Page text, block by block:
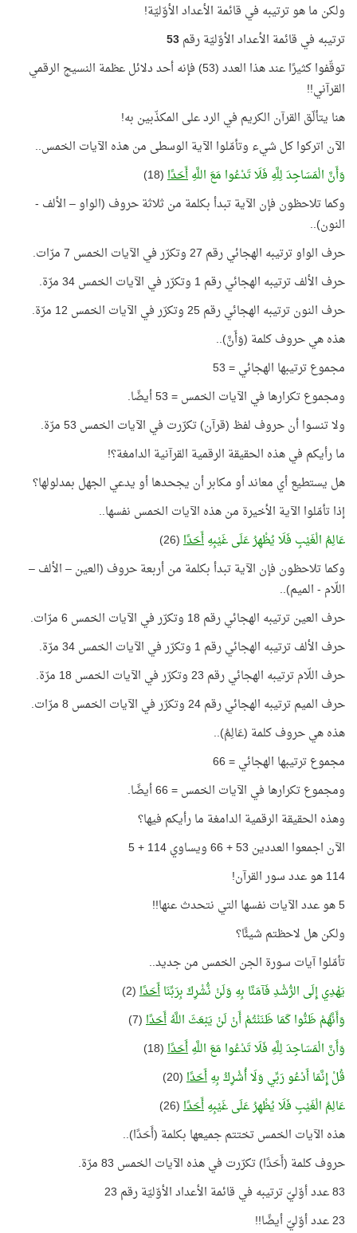
ولكن ما هو ترتيبه في قائمة الأعداد الأوّليّة!
ترتيبه في قائمة الأعداد الأوّليّة رقم53
توقّفوا كثيرًا عند هذا العدد (53) فإنه أحد دلائل عظمة النسيج الرقمي
القرآني!!
هنا يتألّق القرآن الكريم في الرد على المكذّبين به!
الآن اتركوا كل شيء وتأمّلوا الآية الوسطى من هذه الآيات الخمس..
وَأَنَّ الْمَسَاجِدَ لِلَّهِ فَلَا تَدْعُوا مَعَ اللَّهِأَحَدًا(18)
وكما تلاحظون فإن الآية تبدأ بكلمة من ثلاثة حروف (الواو – الألف -
النون)..
حرف الواو ترتيبه الهجائي رقم 27 وتكرّر في الآيات الخمس 7 مرّات.
حرف الألف ترتيبه الهجائي رقم 1 وتكرّر في الآيات الخمس 34 مرّة.
حرف النون ترتيبه الهجائي رقم 25 وتكرّر في الآيات الخمس 12 مرّة.
هذه هي حروف كلمة (وَأَنَّ)..
مجموع ترتيبها الهجائي = 53
ومجموع تكرارها في الآيات الخمس = 53 أيضًا.
ولا تنسوا أن حروف لفظ (قرآن) تكرّرت في الآيات الخمس 53 مرّة
.
ما رأيكم في هذه الحقيقة الرقمية القرآنية الدامغة؟!
هل يستطيع أي معاند أو مكابر أن يجحدها أو يدعي الجهل بمدلولها؟
إذا تأمّلوا الآية الأخيرة من هذه الآيات الخمس نفسها..
عَالِمُ الْغَيْبِ فَلَا يُظْهِرُ عَلَى غَيْبِهِأَحَدًا(26)
وكما تلاحظون فإن الآية تبدأ بكلمة من أربعة حروف (العين – الألف –
اللّام - الميم)..
حرف العين ترتيبه الهجائي رقم 18 وتكرّر في الآيات الخمس 6 مرّات.
حرف الألف ترتيبه الهجائي رقم 1 وتكرّر في الآيات الخمس 34 مرّة.
حرف اللّام ترتيبه الهجائي رقم 23 وتكرّر في الآيات الخمس 18 مرّة.
حرف الميم ترتيبه الهجائي رقم 24 وتكرّر في الآيات الخمس 8 مرّات.
هذه هي حروف كلمة (عَالِمُ)..
مجموع ترتيبها الهجائي = 66
ومجموع تكرارها في الآيات الخمس = 66 أيضًا.
وهذه الحقيقة الرقمية الدامغة ما رأيكم فيها؟
الآن اجمعوا العددين 53 + 66 ويساوي 114 + 5
114 هو عدد سور القرآن!
5 هو عدد الآيات نفسها التي نتحدث عنها!!
ولكن هل لاحظتم شيئًا؟
تأمّلوا آيات سورة الجن الخمس من جديد..
يَهْدِي إِلَى الرُّشْدِ فَآمَنَّا بِهِ وَلَنْ نُّشْرِكَ بِرَبِّنَاأَحَدًا(2)
وَأَنَّهُمْ ظَنُّوا كَمَا ظَنَنْتُمْ أَنْ لَنْ يَبْعَثَ اللَّهُأَحَدًا(7)
وَأَنَّ الْمَسَاجِدَ لِلَّهِ فَلَا تَدْعُوا مَعَ اللَّهِأَحَدًا(18)
قُلْ إِنَّمَا أَدْعُو رَبِّي وَلَا أُشْرِكُ بِهِأَحَدًا(20)
عَالِمُ الْغَيْبِ فَلَا يُظْهِرُ عَلَى غَيْبِهِأَحَدًا(26)
هذه الآيات الخمس تختتم جميعها بكلمة (أَحَدًا)..
حروف كلمة (أَحَدًا) تكرّرت في هذه الآيات الخمس 83 مرّة.
83 عدد أوّليّ ترتيبه في قائمة الأعداد الأوّليّة رقم 23
23 عدد أوّليّ أيضًا!!